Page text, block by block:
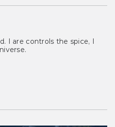
I are controls the spice, I